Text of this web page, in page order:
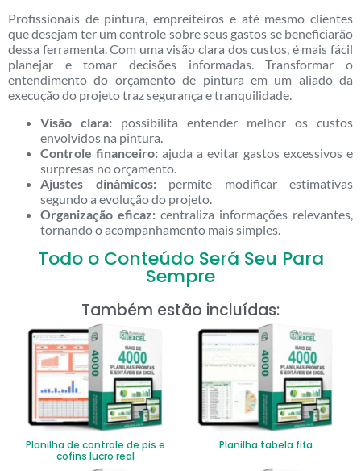
Profissionais de pintura, empreiteiros e até mesmo clientes
que desejam ter um controle sobre seus gastos se beneficiarão
dessa ferramenta. Com uma visão clara dos custos, é mais fácil
planejar e tomar decisões informadas. Transformar o
entendimento do orçamento de pintura em um aliado da
execução do projeto traz segurança e tranquilidade.
Visão clara: possibilita entender melhor os custos
envolvidos na pintura.
Controle financeiro: ajuda a evitar gastos excessivos e
surpresas no orçamento.
Ajustes dinâmicos:permite modificar estimativas
segundo a evolução do projeto.
Organização eficaz: centraliza informações relevantes,
tornando o acompanhamento mais simples.
Todo o Conteúdo Será Seu Para
Sempre
Também estão incluídas:
Planilha de controle de pis e
cofins lucro real
Planilha tabela fifa